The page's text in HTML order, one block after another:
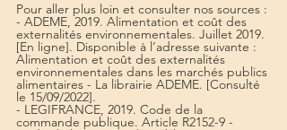
Pour aller plus loin et consulter nos sources :
- ADEME, 2019. Alimentation et coût des
externalités environnementales. Juillet 2019.
[En ligne]. Disponible à l’adresse suivante :
Alimentation et coût des externalités
environnementales dans les marchés publics
alimentaires - La librairie ADEME. [Consulté
le 15/09/2022].
- LEGIFRANCE, 2019. Code de la
commande publique. Article R2152-9 -